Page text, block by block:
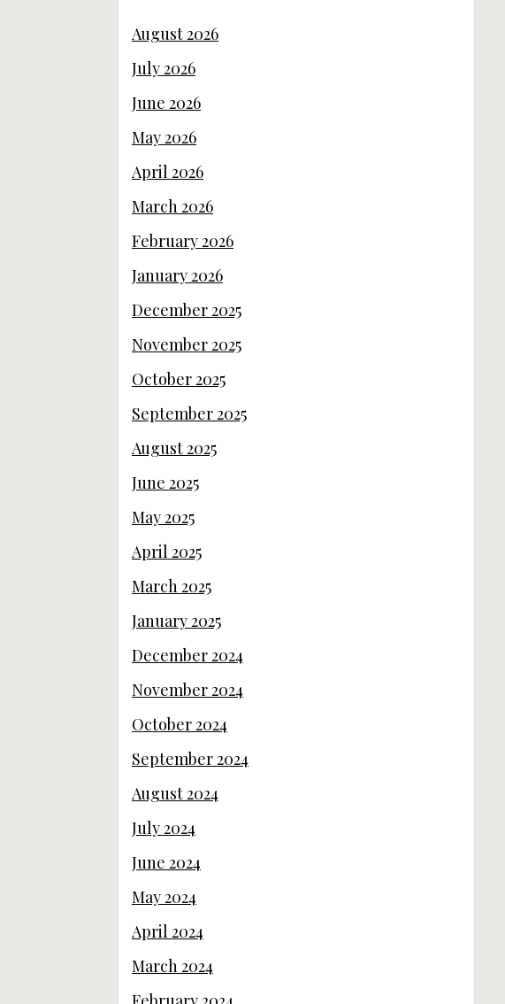
August 2026
July 2026
June 2026
May 2026
April 2026
March 2026
February 2026
January 2026
December 2025
November 2025
October 2025
September 2025
August 2025
June 2025
May 2025
April 2025
March 2025
January 2025
December 2024
November 2024
October 2024
September 2024
August 2024
July 2024
June 2024
May 2024
April 2024
March 2024